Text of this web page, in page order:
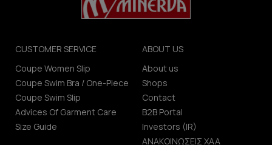
CUSTOMER SERVICE
Coupe Women Slip
Coupe Swim Bra / One-Piece
Coupe Swim Slip
Advices Of Garment Care
Size Guide
ABOUT US
About us
Shops
Contact
B2B Portal
Investors (IR)
ΑΝΑΚΟΙΝΩΣΕΙΣ ΧΑΑ